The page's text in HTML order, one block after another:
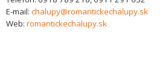
E-mail: chalupy@romantickechalupy.sk
Web: romantickechalupy.sk